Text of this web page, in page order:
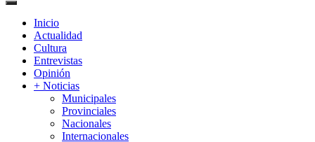
Primary
Inicio
Actualidad
Cultura
Entrevistas
Opinión
+ Noticias
Municipales
Provinciales
Nacionales
Internacionales